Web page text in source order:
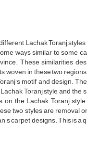
Lachak Toranj
ways similar to some
These similarities
in these two
motif and design.
Toranj style and the
the Lachak Toranj
two styles are removal
carpet designs. This is a